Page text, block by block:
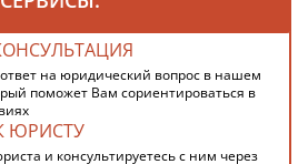
на юридический вопрос в нашем
поможет Вам сориентироваться в
ЮРИСТУ
и консультируетесь с ним через